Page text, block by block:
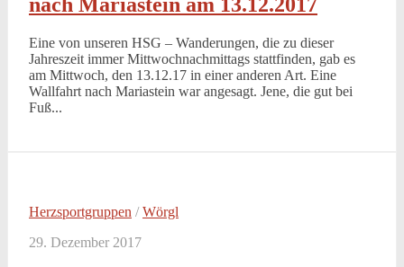
Eine von unseren HSG – Wanderungen, die zu dieser
Jahreszeit immer Mittwochnachmittags stattfinden, gab es
am Mittwoch, den 13.12.17 in einer anderen Art. Eine
Wallfahrt nach Mariastein war angesagt. Jene, die gut bei
Fuß...
Herzsportgruppen /Wörgl
29. Dezember 2017